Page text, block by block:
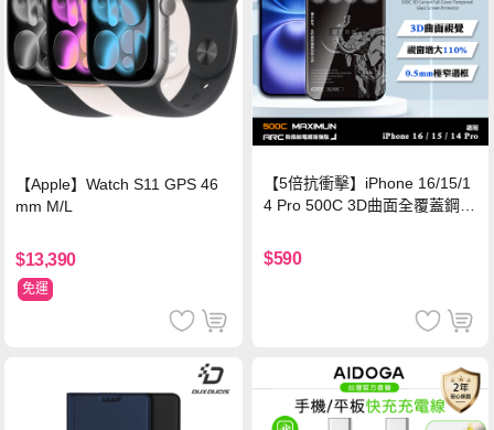
【Apple】Watch S11 GPS 46
mm M/L
$13,390
免運
【5倍抗衝擊】iPhone 16/15/1
4 Pro 500C 3D曲面全覆蓋鋼化
保護貼
$590